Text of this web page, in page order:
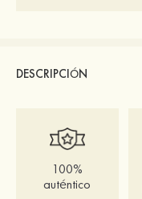
DESCRIPCIÓN
100%
auténtico